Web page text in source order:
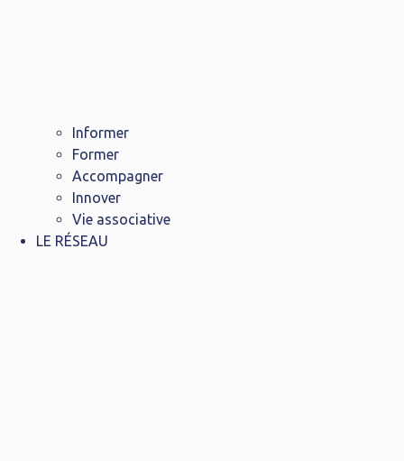
Informer
Former
Accompagner
Innover
Vie associative
LE RÉSEAU